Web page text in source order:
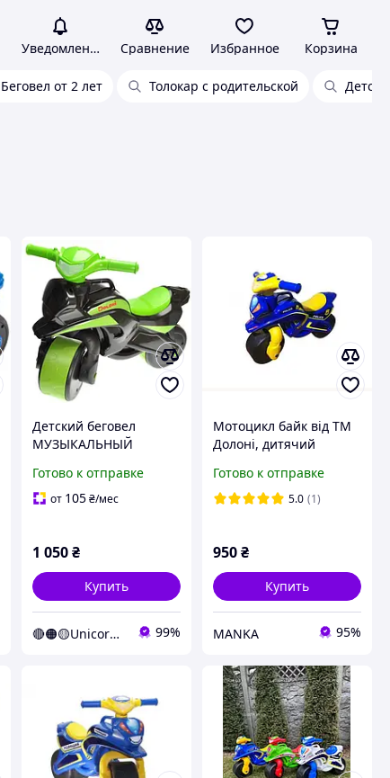
Уведомления Сравнение Избранное Корзина
Беговел от 2 лет Толокар с родительской
Детский беговел
МУЗЫКАЛЬНЫЙ
Doloni черный
зеленый (Unicorn)
Готово к отправке
от 105 ₴/мес
1 050 ₴
Купить
🔴🟠🟡Unicorn🟢🔵🟣 99%
Мотоцикл байк від ТМ
Долоні, дитячий
вулиці, байк з музикою
Готово к отправке
5.0 (1)
950₴
Купить
MANKA 95%